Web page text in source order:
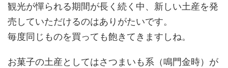
観光が憚られる期間が長く続く中、新しい土産を発
売していただけるのはありがたいです。
毎度同じものを買っても飽きてきますしね。
お菓子の土産としてはさつまいも系（鳴門金時）が